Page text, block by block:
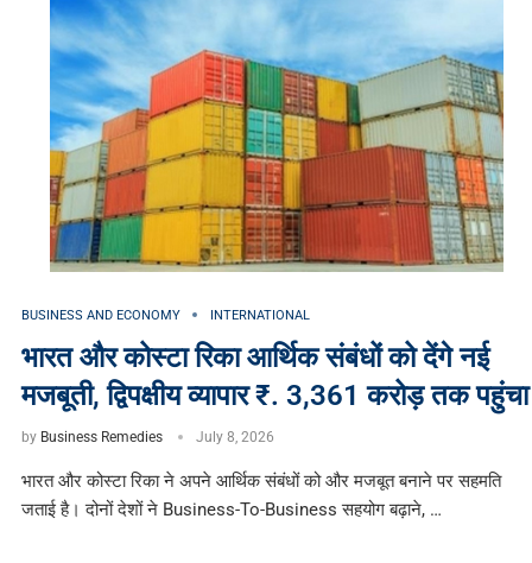
BUSINESS AND ECONOMY INTERNATIONAL
भारत और कोस्टा रिका आर्थिक संबंधों को देंगे नई
मजबूती, द्विपक्षीय व्यापार ₹. 3,361 करोड़ तक पहुंचा
by Business Remedies July 8, 2026
भारत और कोस्टा रिका ने अपने आर्थिक संबंधों को और मजबूत बनाने पर सहमति
जताई है। दोनों देशों ने Business-To-Business सहयोग बढ़ाने, …